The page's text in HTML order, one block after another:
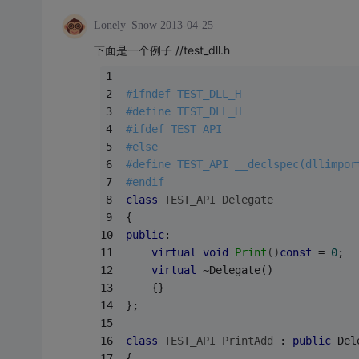
Lonely_Snow 2013-04-25
下面是一个例子 //test_dll.h
#ifndef TEST_DLL_H
#define TEST_DLL_H
#ifdef TEST_API
#else
#define TEST_API
#endif
class TEST_API
Delegate
{
public:
virtual
void Print ()const = 0;
virtual
~Delegate()
	{}
};
class TEST_API PrintAdd : public